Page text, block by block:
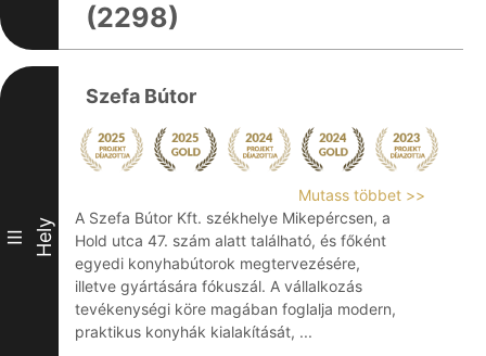
(2298)
III Hely
Szefa Bútor
Mutass többet >>
A Szefa Bútor Kft. székhelye Mikepércsen, a
Hold utca 47. szám alatt található, és főként
egyedi konyhabútorok megtervezésére,
illetve gyártására fókuszál. A vállalkozás
tevékenységi köre magában foglalja modern,
praktikus konyhák kialakítását, ...